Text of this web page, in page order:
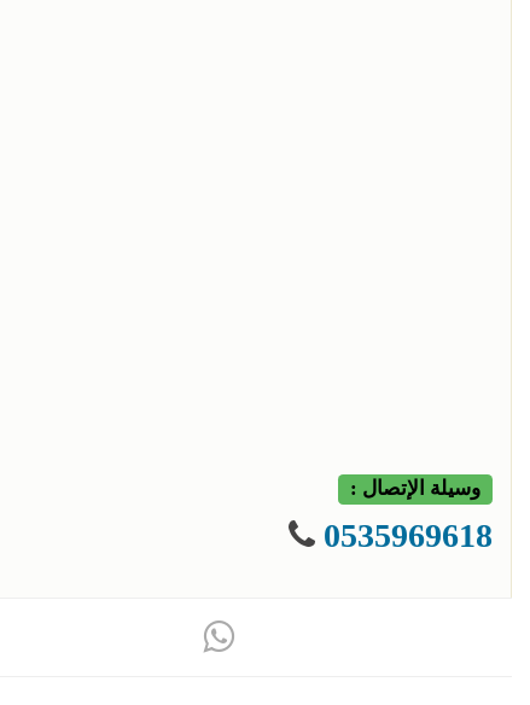
وسيلة الإتصال :
0535969618